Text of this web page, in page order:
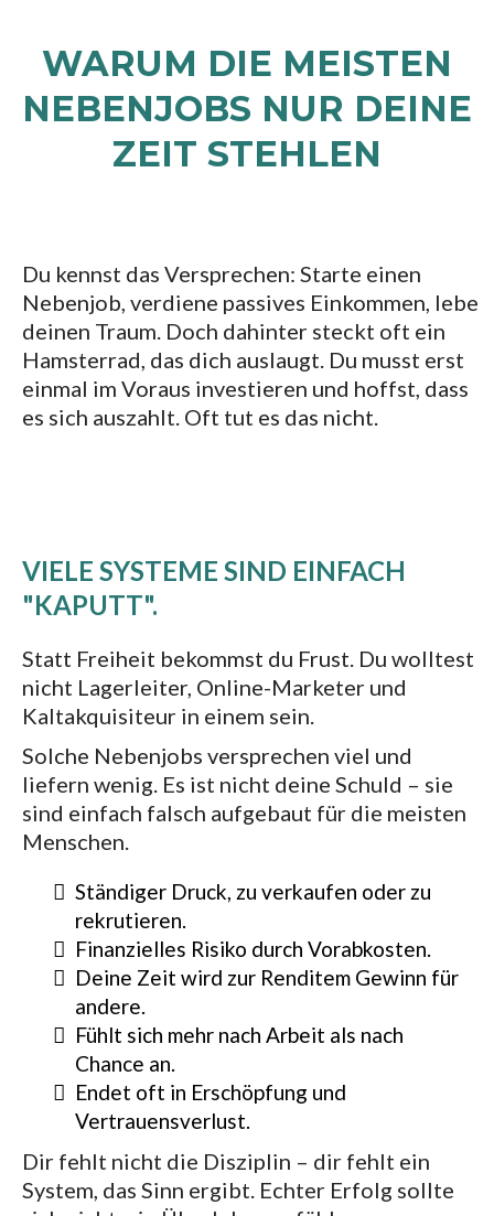
WARUM DIE MEISTEN
NEBENJOBS NUR DEINE
ZEIT STEHLEN
Du kennst das Versprechen: Starte einen
Nebenjob, verdiene passives Einkommen, lebe
deinen Traum. Doch dahinter steckt oft ein
Hamsterrad, das dich auslaugt. Du musst erst
einmal im Voraus investieren und hoffst, dass
es sich auszahlt. Oft tut es das nicht.
VIELE SYSTEME SIND EINFACH
"KAPUTT".
Statt Freiheit bekommst du Frust. Du wolltest
nicht Lagerleiter, Online-Marketer und
Kaltakquisiteur in einem sein.
Solche Nebenjobs versprechen viel und
liefern wenig. Es ist nicht deine Schuld – sie
sind einfach falsch aufgebaut für die meisten
Menschen.
Ständiger Druck, zu verkaufen oder zu
rekrutieren.
Finanzielles Risiko durch Vorabkosten.
Deine Zeit wird zur Renditem Gewinn für
andere.
Fühlt sich mehr nach Arbeit als nach
Chance an.
Endet oft in Erschöpfung und
Vertrauensverlust.
Dir fehlt nicht die Disziplin – dir fehlt ein
System, das Sinn ergibt. Echter Erfolg sollte